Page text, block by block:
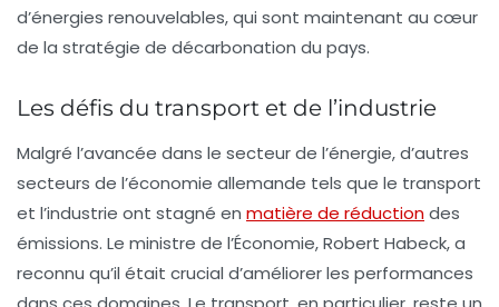
d’énergies renouvelables, qui sont maintenant au cœur
de la stratégie de décarbonation du pays.
Les défis du transport et de l’industrie
Malgré l’avancée dans le secteur de l’énergie, d’autres
secteurs de l’économie allemande tels que le transport
et l’industrie ont stagné en matière de réductiondes
émissions. Le ministre de l’Économie, Robert Habeck, a
reconnu qu’il était crucial d’améliorer les performances